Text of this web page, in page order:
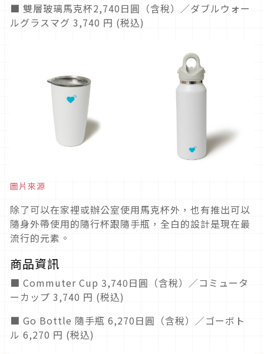
■ 雙層玻璃馬克杯2,740日圓（含稅）／ダブルウォー
ルグラスマグ 3,740 円 (税込)
圖片來源
除了可以在家裡或辦公室使用馬克杯外，也有推出可以
隨身外帶使用的隨行杯跟隨手瓶，全白的設計是現在最
流行的元素。
商品資訊
■ Commuter Cup 3,740日圓（含稅）／コミュータ
ーカップ 3,740 円 (税込)
■ Go Bottle 隨手瓶 6,270日圓（含稅）／ゴーボト
ル 6,270 円 (税込)